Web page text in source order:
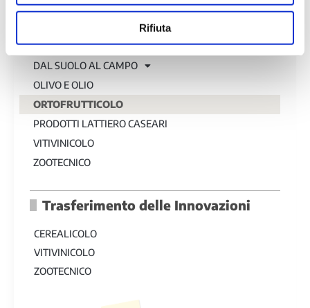
Rifiuta
AGRICOLTURA DI MONTAGNA
COLTURE PROTEICHE
DAL SUOLO AL CAMPO
OLIVO E OLIO
ORTOFRUTTICOLO
PRODOTTI LATTIERO CASEARI
VITIVINICOLO
ZOOTECNICO
Trasferimento delle Innovazioni
CEREALICOLO
VITIVINICOLO
ZOOTECNICO